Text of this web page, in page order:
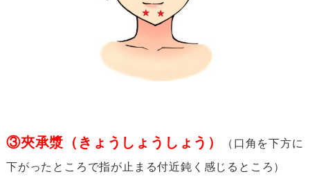
③夾承漿（きょうしょうしょう）
（口角を下方に
下がったところで指が止まる付近鈍く感じるところ）